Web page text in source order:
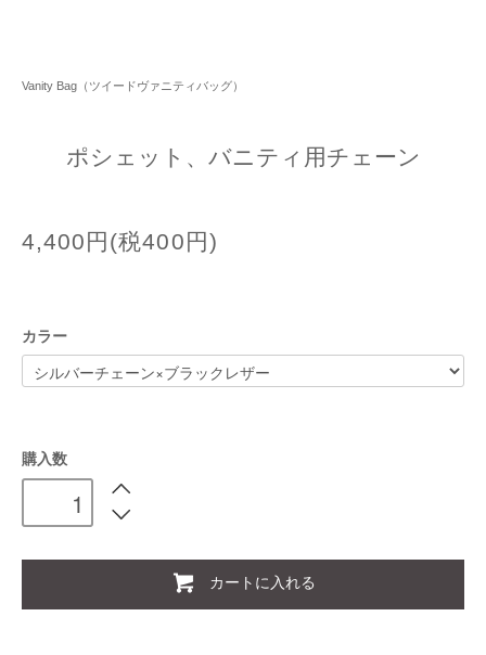
Vanity Bag（ツイードヴァニティバッグ）
ポシェット、バニティ用チェーン
4,400円(税400円)
カラー
購入数
カートに入れる